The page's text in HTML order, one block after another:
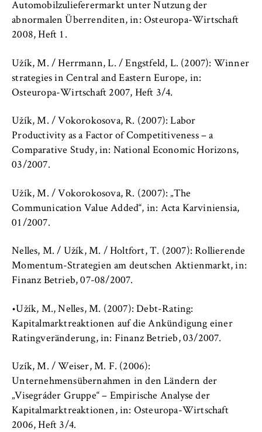
Automobilzulieferermarkt unter Nutzung der
abnormalen Überrenditen, in: Osteuropa-Wirtschaft
2008, Heft 1.
Užík, M. / Herrmann, L. / Engstfeld, L. (2007): Winner
strategies in Central and Eastern Europe, in:
Osteuropa-Wirtschaft 2007, Heft 3/4.
Užík, M. / Vokorokosova, R. (2007): Labor
Productivity as a Factor of Competitiveness – a
Comparative Study, in: National Economic Horizons,
03/2007.
Užík, M. / Vokorokosova, R. (2007): „The
Communication Value Added“, in: Acta Karviniensia,
01/2007.
Nelles, M. / Užík, M. / Holtfort, T. (2007): Rollierende
Momentum-Strategien am deutschen Aktienmarkt, in:
Finanz Betrieb, 07-08/2007.
•Užík, M., Nelles, M. (2007): Debt-Rating:
Kapitalmarktreaktionen auf die Ankündigung einer
Ratingveränderung, in: Finanz Betrieb, 03/2007.
Uzík, M. / Weiser, M. F. (2006):
Unternehmensübernahmen in den Ländern der
„Visegráder Gruppe“ – Empirische Analyse der
Kapitalmarktreaktionen, in: Osteuropa-Wirtschaft
2006, Heft 3/4.